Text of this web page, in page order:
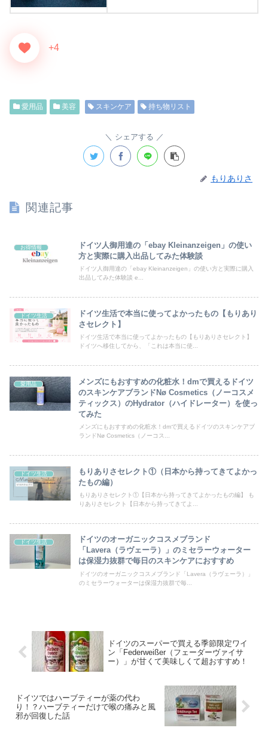
+4
愛用品 美容 スキンケア 持ち物リスト
シェアする
もりありさ
関連記事
お得情報
ドイツ人御用達の「ebay Kleinanzeigen」の使い
方と実際に購入出品してみた体験談
ドイツ人御用達の「ebay Kleinanzeigen」の使い方と実際に購入
出品してみた体験談 e...
ドイツ生活
ドイツ生活で本当に使ってよかったもの【もりあり
さセレクト】
ドイツ生活で本当に使ってよかったもの【もりありさセレクト】
ドイツへ移住してから、「これは本当に使...
愛用品
メンズにもおすすめの化粧水！dmで買えるドイツ
のスキンケアブランドNø Cosmetics（ノーコスメ
ティックス）のHydrator（ハイドレーター）を使っ
てみた
メンズにもおすすめの化粧水！dmで買えるドイツのスキンケアブ
ランドNø Cosmetics（ノーコス...
ドイツ生活
もりありさセレクト①（日本から持ってきてよかっ
たもの編）
もりありさセレクト①【日本から持ってきてよかったもの編】 も
りありさセレクト【日本から持ってきてよ...
ドイツ生活
ドイツのオーガニックコスメブランド
「Lavera（ラヴェーラ）」のミセラーウォーター
は保湿力抜群で毎日のスキンケアにおすすめ
ドイツのオーガニックコスメブランド「Lavera（ラヴェーラ）」
のミセラーウォーターは保湿力抜群で毎...
ドイツのスーパーで買える季節限定ワイ
ン「Federweißer（フェーダーヴァイサ
ー）」が甘くて美味しくて超おすすめ！
ドイツではハーブティーが薬の代わ
り！？ハーブティーだけで喉の痛みと風
邪が回復した話